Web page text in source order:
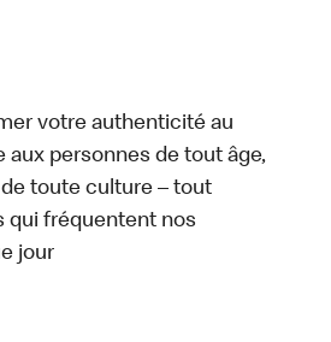
votre authenticité au
aux personnes de tout âge,
toute culture – tout
qui fréquentent nos
jour